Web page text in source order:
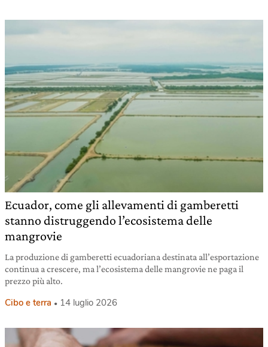
Ecuador, come gli allevamenti di gamberetti
stanno distruggendo l’ecosistema delle
mangrovie
La produzione di gamberetti ecuadoriana destinata all’esportazione
continua a crescere, ma l’ecosistema delle mangrovie ne paga il
prezzo più alto.
Cibo e terra 14 luglio 2026